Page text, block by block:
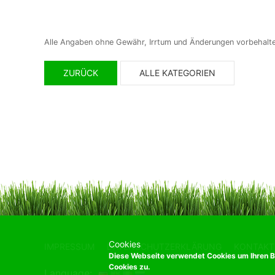
Alle Angaben ohne Gewähr, Irrtum und Änderungen
ZURÜCK ALLE KATEGORIEN
DATENSCHUTZERKLÄRUNG
Cookies
Diese Webseite verwendet Cookies um Ihren
Cookies zu.